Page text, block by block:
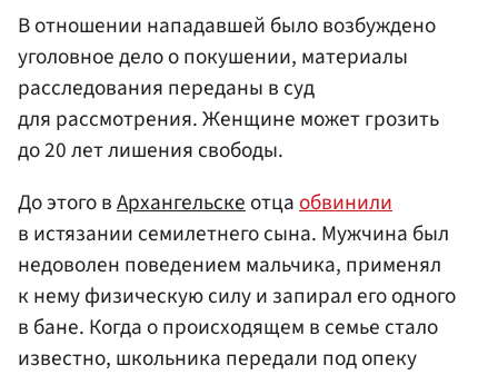
В отношении нападавшей было возбуждено
уголовное дело о покушении, материалы
расследования переданы в суд
для рассмотрения. Женщине может грозить
до 20 лет лишения свободы.
До этого вАрхангельскеотцаобвинили
в истязании семилетнего сына. Мужчина был
недоволен поведением мальчика, применял
к нему физическую силу и запирал его одного
в бане. Когда о происходящем в семье стало
известно, школьника передали под опеку